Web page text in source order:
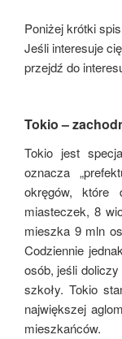
Poniżej krótki
Jeśli interesuje
przejdź do
Tokio –
Tokio jest
oznacza
okręgów, które
miasteczek, 8
mieszka 9 mln
Codziennie
osób, jeśli
szkoły. Tokio
największej
mieszkańców.